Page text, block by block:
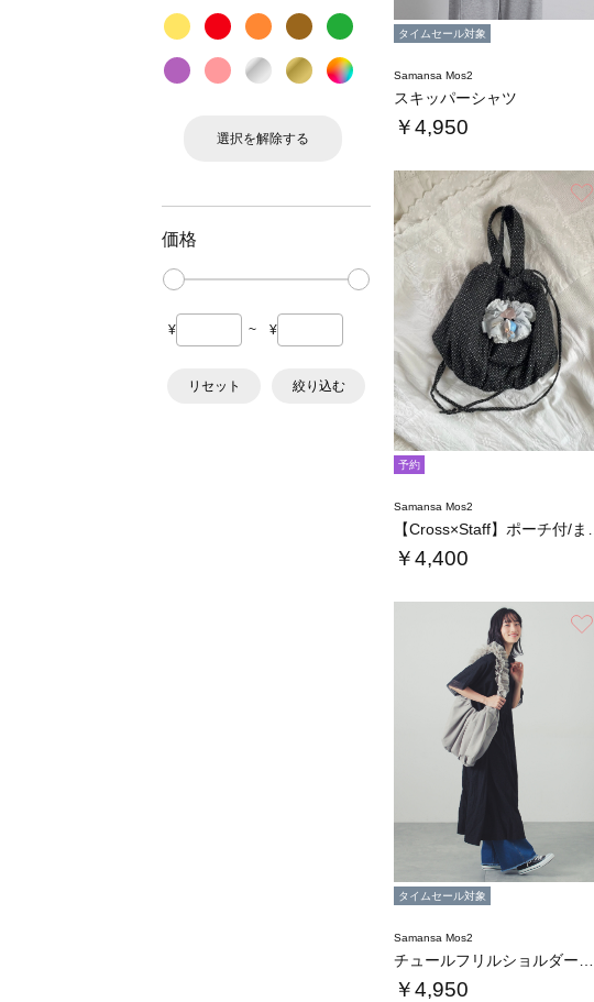
選択を解除する
価格
¥ ~ ¥
リセット 絞り込む
タイムセール対象
Samansa Mos2
スキッパーシャツ
￥4,950
予約
Samansa Mos2
￥4,400
タイムセール対象
Samansa Mos2
￥4,950